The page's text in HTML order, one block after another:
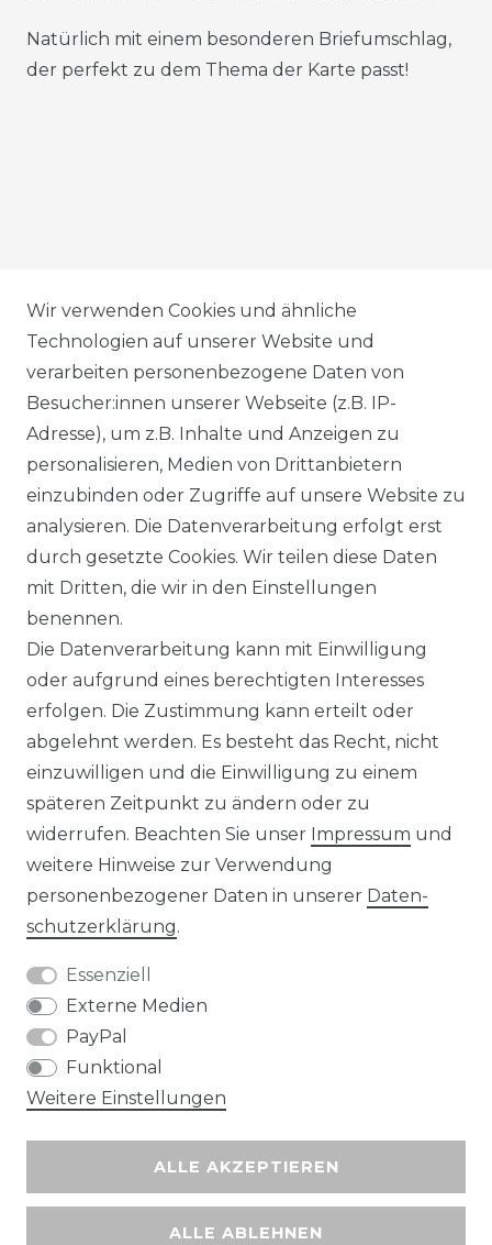
Natürlich mit einem besonderen Briefumschlag,
der perfekt zu dem Thema der Karte passt!
AGB
DATENSCHUTZERKLÄRUNG
WIDERRUFSRECHT
IMPRESSUM
KONTAKT
Unsere Zahlungsmöglichkeiten
Wir versenden mit
Wir verwenden Cookies und ähnliche
Technologien auf unserer Website und
verarbeiten personenbezogene Daten von
Besucher:innen unserer Webseite (z.B. IP-
Adresse), um z.B. Inhalte und Anzeigen zu
personalisieren, Medien von Drittanbietern
einzubinden oder Zugriffe auf unsere Website zu
analysieren. Die Datenverarbeitung erfolgt erst
durch gesetzte Cookies. Wir teilen diese Daten
mit Dritten, die wir in den Einstellungen
benennen.
Die Datenverarbeitung kann mit Einwilligung
oder aufgrund eines berechtigten Interesses
erfolgen. Die Zustimmung kann erteilt oder
abgelehnt werden. Es besteht das Recht, nicht
einzuwilligen und die Einwilligung zu einem
späteren Zeitpunkt zu ändern oder zu
widerrufen. Beachten Sie unser Impressum und
weitere Hinweise zur Verwendung
personenbezogener Daten in unserer Daten­
schutz­erklärung.
Essenziell
Externe Medien
PayPal
Funktional
Weitere Einstellungen
ALLE AKZEPTIEREN
ALLE ABLEHNEN